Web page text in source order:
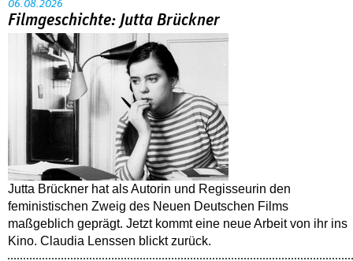
06.08.2026
Filmgeschichte: Jutta Brückner
Jutta Brückner hat als Autorin und Regisseurin den
feministischen Zweig des Neuen Deutschen Films
maßgeblich geprägt. Jetzt kommt eine neue Arbeit von ihr ins
Kino. Claudia Lenssen blickt zurück.